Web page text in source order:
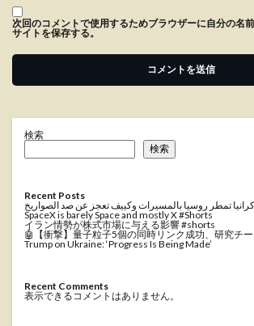
次回のコメントで使用するためブラウザーに自分の名
サイトを保存する。
検索
検索
Recent Posts
تمطر روسيا بالمسيرات وكييف تعجز عن صد الصواريخ
SpaceX is barely Space and mostly X #Shorts
イラン情勢が株式市場に与える影響 #shorts
🤖【衝撃】量子粒子5個の同時リンク成功、研究チ
Trump on Ukraine: ‘Progress Is Being Made’
Recent Comments
表示できるコメントはありません。